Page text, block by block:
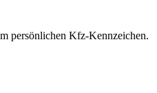
persönlichen Kfz-Kennzeichen.